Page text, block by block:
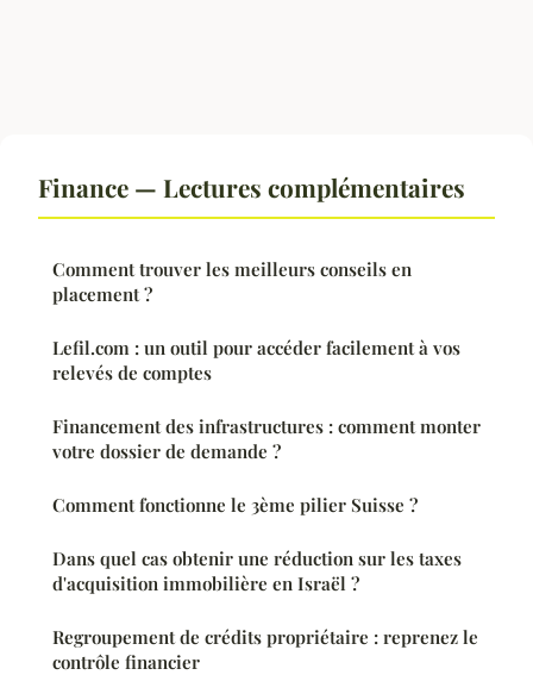
Finance — Lectures complémentaires
Comment trouver les meilleurs conseils en
placement ?
Lefil.com : un outil pour accéder facilement à vos
relevés de comptes
Financement des infrastructures : comment monter
votre dossier de demande ?
Comment fonctionne le 3ème pilier Suisse ?
Dans quel cas obtenir une réduction sur les taxes
d'acquisition immobilière en Israël ?
Regroupement de crédits propriétaire : reprenez le
contrôle financier